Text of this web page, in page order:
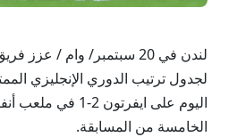
لندن في 20 سبتمبر/ وام /
لجدول ترتيب الدوري الإنجليزي
اليوم على
الخامسة من المسابقة.